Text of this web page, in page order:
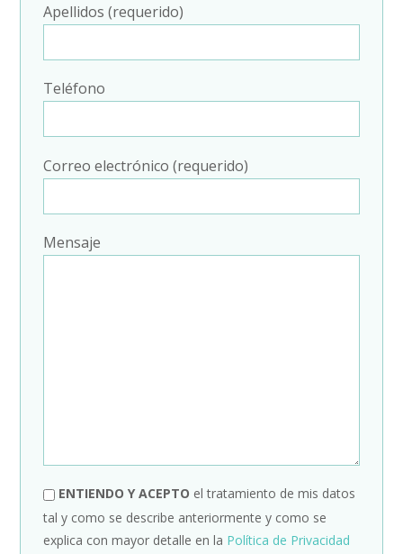
Apellidos (requerido)
Teléfono
Correo electrónico (requerido)
Mensaje
ENTIENDO Y ACEPTO el tratamiento de mis datos
tal y como se describe anteriormente y como se
explica con mayor detalle en la Política de Privacidad